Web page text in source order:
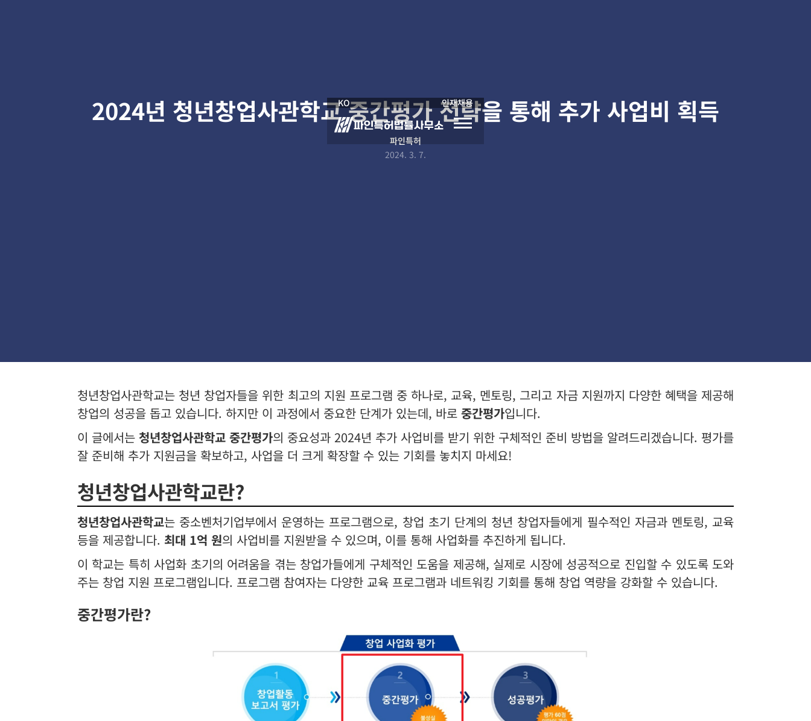
KO 인재채용
2024년 청년창업사관학교 중간평가 전략을 통해 추가 사업비 획득
파인특허
2024. 3. 7.
청년창업사관학교는 청년 창업자들을 위한 최고의 지원 프로그램 중 하나로, 교육, 멘토링, 그리고 자금 지원까지 다양한 혜택을 제공해
창업의 성공을 돕고 있습니다. 하지만 이 과정에서 중요한 단계가 있는데, 바로 중간평가입니다.
이 글에서는 청년창업사관학교 중간평가의 중요성과 2024년 추가 사업비를 받기 위한 구체적인 준비 방법을 알려드리겠습니다. 평가를
잘 준비해 추가 지원금을 확보하고, 사업을 더 크게 확장할 수 있는 기회를 놓치지 마세요!
청년창업사관학교란?
청년창업사관학교는 중소벤처기업부에서 운영하는 프로그램으로, 창업 초기 단계의 청년 창업자들에게 필수적인 자금과 멘토링, 교육
등을 제공합니다. 최대 1억 원의 사업비를 지원받을 수 있으며, 이를 통해 사업화를 추진하게 됩니다.
이 학교는 특히 사업화 초기의 어려움을 겪는 창업가들에게 구체적인 도움을 제공해, 실제로 시장에 성공적으로 진입할 수 있도록 도와
주는 창업 지원 프로그램입니다. 프로그램 참여자는 다양한 교육 프로그램과 네트워킹 기회를 통해 창업 역량을 강화할 수 있습니다.
중간평가란?